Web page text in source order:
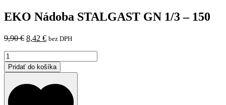
EKO Nádoba STALGAST GN 1/3 – 150
9,90€ Pôvodná
9,90 €.
8,42 €Aktuálna
8,42 €.
bez DPH
množstvo
EKO
Nádoba
STALGAST
GN
1/3
Pridať do košíka